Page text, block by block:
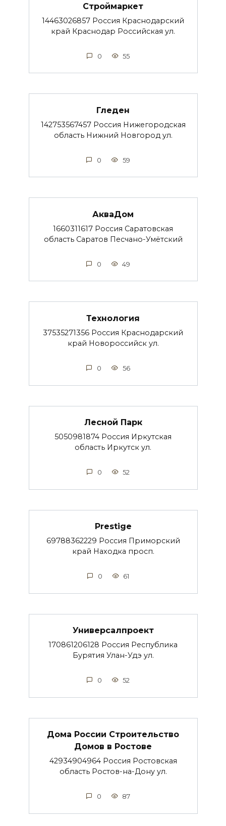
Строймаркет
14463026857 Россия Краснодарский
край Краснодар Российская ул.
0 55
Гледен
142753567457 Россия Нижегородская
область Нижний Новгород ул.
0 59
АкваДом
1660311617 Россия Саратовская
область Саратов Песчано-Умётский
0 49
Технология
37535271356 Россия Краснодарский
край Новороссийск ул.
0 56
Лесной Парк
5050981874 Россия Иркутская
область Иркутск ул.
0 52
Prestige
69788362229 Россия Приморский
край Находка просп.
0 61
Универсалпроект
170861206128 Россия Республика
Бурятия Улан-Удэ ул.
0 52
Дома России Строительство
Домов в Ростове
42934904964 Россия Ростовская
область Ростов-на-Дону ул.
0 87